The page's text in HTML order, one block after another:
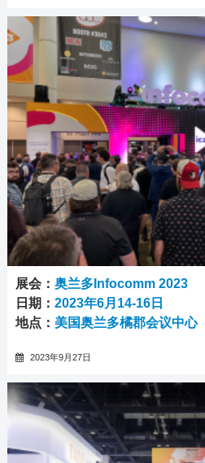
展会：奥兰多Infocomm 2023
日期：2023年6月14-16日
地点： 美国奥兰多橘郡会议中心
2023年9月27日